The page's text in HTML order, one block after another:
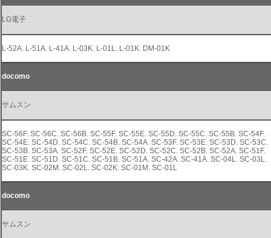
LG電子
L-52A. L-51A. L-41A. L-03K. L-01L. L-01K. DM-01K
docomo
サムスン
SC-56F. SC-56C. SC-56B. SC-55F. SC-55E. SC-55D. SC-55C. SC-55B. SC-54F.
SC-54E. SC-54D. SC-54C. SC-54B. SC-54A. SC-53F. SC-53E. SC-53D. SC-53C.
SC-53B. SC-53A. SC-52F. SC-52E. SC-52D. SC-52C. SC-52B. SC-52A. SC-51F.
SC-51E. SC-51D. SC-51C. SC-51B. SC-51A. SC-42A. SC-41A. SC-04L. SC-03L.
SC-03K. SC-02M. SC-02L. SC-02K. SC-01M. SC-01L
docomo
サムスン